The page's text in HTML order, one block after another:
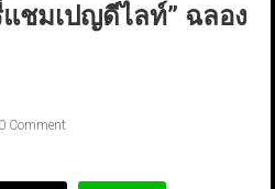
แชมเปญดีไลท์” ฉลอง
0 Comment